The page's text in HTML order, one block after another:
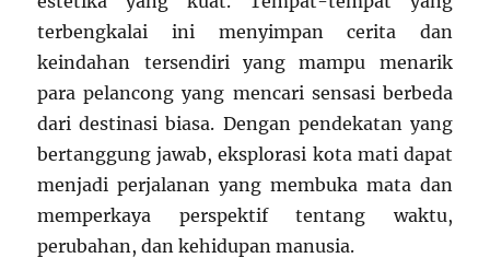
terbengkalai ini menyimpan cerita dan
keindahan tersendiri yang mampu menarik
para pelancong yang mencari sensasi berbeda
dari destinasi biasa. Dengan pendekatan yang
bertanggung jawab, eksplorasi kota mati dapat
menjadi perjalanan yang membuka mata dan
memperkaya perspektif tentang waktu,
perubahan, dan kehidupan manusia.